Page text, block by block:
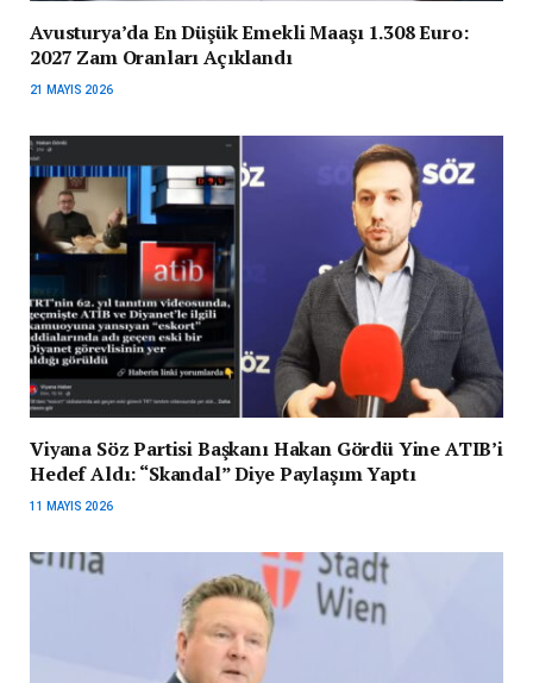
Avusturya’da En Düşük Emekli Maaşı 1.308 Euro:
2027 Zam Oranları Açıklandı
21 MAYIS 2026
Viyana Söz Partisi Başkanı Hakan Gördü Yine ATIB’i
Hedef Aldı: “Skandal” Diye Paylaşım Yaptı
11 MAYIS 2026